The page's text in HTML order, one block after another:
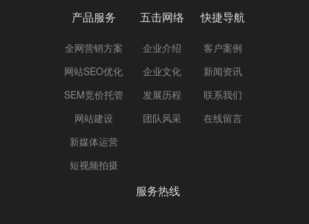
产品服务
全网营销方案
网站SEO优化
SEM竞价托管
网站建设
新媒体运营
短视频拍摄
五击网络
企业介绍
企业文化
发展历程
团队风采
快捷导航
客户案例
新闻资讯
联系我们
在线留言
服务热线